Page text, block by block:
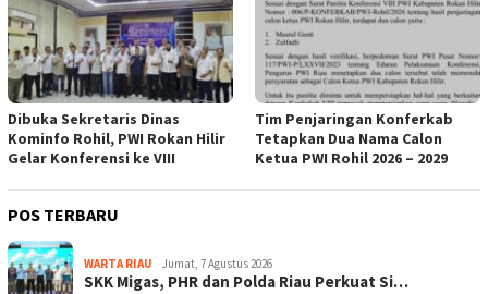
Dibuka Sekretaris Dinas
Kominfo Rohil, PWI Rokan Hilir
Gelar Konferensi ke VIII
Tim Penjaringan Konferkab
Tetapkan Dua Nama Calon
Ketua PWI Rohil 2026 – 2029
POS TERBARU
WARTA RIAU Jumat, 7 Agustus 2026
SKK Migas, PHR dan Polda Riau Perkuat Si…